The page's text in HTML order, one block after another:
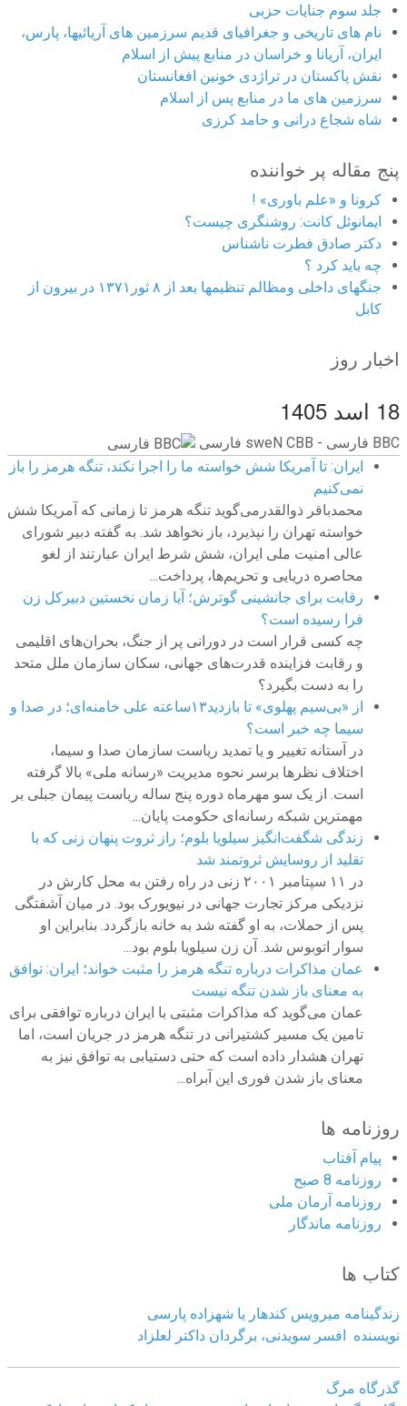
جلد سوم جنایات حزبی
نام های تاریخی و جغرافیای قدیم سرزمین های آریائیها، پارس،
ایران، آریانا و خراسان در منابع پیش از اسلام
نقش پاکستان در تراژدی خونین افغانستان
سرزمین های ما در منابع پس از اسلام
شاه شجاع درانی و حامد کرزی
پنج مقاله پر خواننده
کرونا و «علم باوری» !
ایمانوئل کانت: روشنگری چیست؟
دکتر صادق فطرت ناشناس
چه باید کرد ؟
جنگهای داخلی ومظالم تنظیمها بعد از ۸ ثور۱۳۷۱ در بیرون از
کابل
اخبار روز
18 اسد 1405
BBC ‮فارسی - BBC News فارسی
ایران: تا آمریکا شش خواسته ما را اجرا نکند، تنگه هرمز را باز
نمی‌کنیم
محمدباقر ذوالقدرمی‌گوید تنگه هرمز تا زمانی که آمریکا شش
خواسته تهران را نپذیرد، باز نخواهد شد. به گفته دبیر شورای
عالی امنیت ملی ایران، شش شرط ایران عبارتند از لغو
محاصره دریایی و تحریم‌ها، پرداخت...
رقابت برای جانشینی گوترش؛ آیا زمان نخستین دبیرکل زن
فرا رسیده است؟
چه کسی قرار است در دورانی پر از جنگ، بحران‌های اقلیمی
و رقابت فزاینده قدرت‌های جهانی، سکان سازمان ملل متحد
را به دست بگیرد؟
از «بی‌سیم پهلوی» تا بازدید۱۳ساعته علی خامنه‌ای؛ در صدا و
سیما چه خبر است؟
در آستانه تغییر و یا تمدید ریاست سازمان صدا و سیما،
اختلاف نظرها برسر نحوه مدیریت «رسانه ملی» بالا گرفته
است. از یک سو مهرماه دوره پنج ساله ریاست پیمان جبلی بر
مهمترین شبکه رسانه‌ای حکومت پایان...
زندگی شگفت‌انگیز سیلویا بلوم؛ راز ثروت پنهان زنی که با
تقلید از روسایش ثروتمند شد
در ۱۱ سپتامبر ۲۰۰۱ زنی در راه رفتن به محل کارش در
نزدیکی مرکز تجارت جهانی در نیویورک بود. در میان آشفتگی
پس از حملات، به او گفته شد به خانه بازگردد. بنابراین او
سوار اتوبوس شد. آن زن سیلویا بلوم بود...
عمان مذاکرات درباره تنگه هرمز را مثبت خواند؛ ایران: توافق
به معنای باز شدن تنگه نیست
عمان می‌گوید که مذاکرات مثبتی با ایران درباره توافقی برای
تامین یک مسیر کشتیرانی در تنگه هرمز در جریان است، اما
تهران هشدار داده است که حتی دستیابی به توافق نیز به
معنای باز شدن فوری این آبراه...
روزنامه ها
پیام آفتاب
روزنامه 8 صبح
روزنامه آرمان ملى
روزنامه ماندگار
کتاب ها
زندگینامه میرویس کندهار یا شهزاده پارسی
نویسنده افسر سویدنی، برگردان داکتر لعلزاد
گذرگاه مرگ